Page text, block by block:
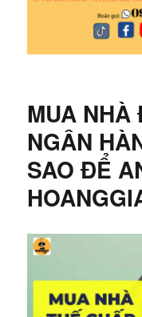
MUA NHÀ
NGÂN
SAO ĐỂ